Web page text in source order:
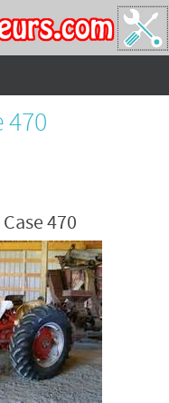
470
470